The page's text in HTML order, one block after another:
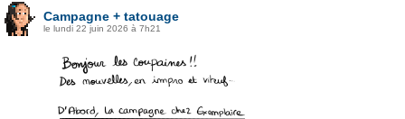
Campagne + tatouage
le lundi 22 juin 2026 à 7h21